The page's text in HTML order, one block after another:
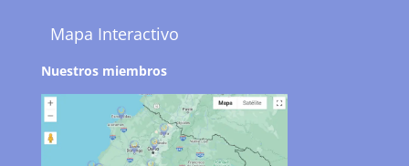
Mapa Interactivo
Nuestros miembros